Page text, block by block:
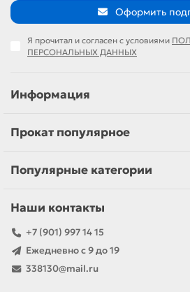
Оформить
Я прочитал и согласен с условиями
ПЕРСОНАЛЬНЫХ ДАННЫХ
Информация
Прокат популярное
Популярные категории
Наши контакты
+7 (901) 997 14 15
Ежедневно с 9 до 19
338130@mail.ru